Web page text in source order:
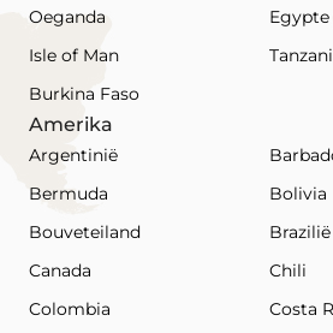
Oeganda
Egypte
Isle of Man
Burkina Faso
Amerika
Argentinië
Bermuda
Bolivia
Bouveteiland
Brazilië
Canada
Chili
Colombia
Costa